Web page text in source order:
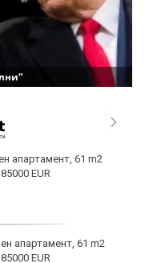
апартамент, 61 m2
EUR
апартамент, 61 m2
EUR